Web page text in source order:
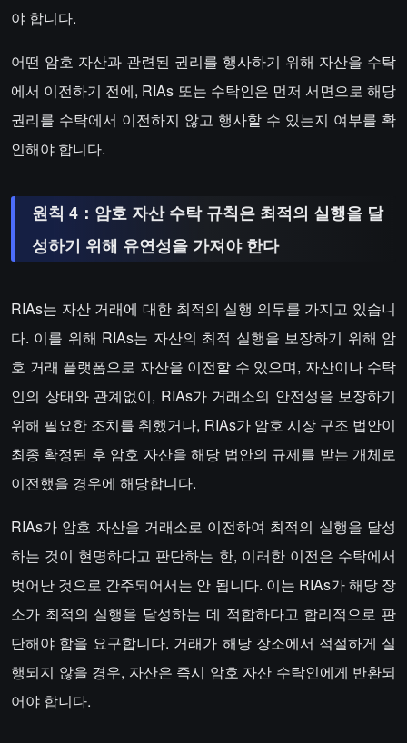
야 합니다.
어떤 암호 자산과 관련된 권리를 행사하기 위해 자산을 수탁
에서 이전하기 전에, RIAs 또는 수탁인은 먼저 서면으로 해당
권리를 수탁에서 이전하지 않고 행사할 수 있는지 여부를 확
인해야 합니다.
원칙 4：암호 자산 수탁 규칙은 최적의 실행을 달
성하기 위해 유연성을 가져야 한다
RIAs는 자산 거래에 대한 최적의 실행 의무를 가지고 있습니
다. 이를 위해 RIAs는 자산의 최적 실행을 보장하기 위해 암
호 거래 플랫폼으로 자산을 이전할 수 있으며, 자산이나 수탁
인의 상태와 관계없이, RIAs가 거래소의 안전성을 보장하기
위해 필요한 조치를 취했거나, RIAs가 암호 시장 구조 법안이
최종 확정된 후 암호 자산을 해당 법안의 규제를 받는 개체로
이전했을 경우에 해당합니다.
RIAs가 암호 자산을 거래소로 이전하여 최적의 실행을 달성
하는 것이 현명하다고 판단하는 한, 이러한 이전은 수탁에서
벗어난 것으로 간주되어서는 안 됩니다. 이는 RIAs가 해당 장
소가 최적의 실행을 달성하는 데 적합하다고 합리적으로 판
단해야 함을 요구합니다. 거래가 해당 장소에서 적절하게 실
행되지 않을 경우, 자산은 즉시 암호 자산 수탁인에게 반환되
어야 합니다.